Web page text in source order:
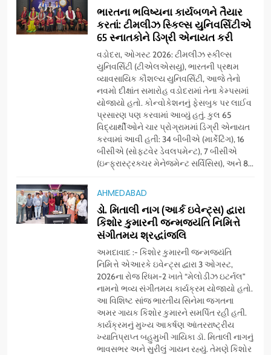
ભારતના ભવિષ્યના કાર્યબળને તૈયાર
કરતાં: ટીમલીઝ સ્કિલ્સ યુનિવર્સિટીએ
65 સ્નાતકોને ડિગ્રી એનાયત કરી
વડોદરા, ઓગસ્ટ 2026: ટીમલીઝ સ્કીલ્સ
યુનિવર્સિટી (ટીએલએસયુ), ભારતની પ્રથમ
વ્યાવસાયિક કૌશલ્ય યુનિવર્સિટી, આજે તેનો
નવમો દીક્ષાંત સમારોહ વડોદરામાં તેના કેમ્પસમાં
યોજાયો હતો. કોન્વોકેશનનું ફેસબુક પર લાઈવ
પ્રસારણ પણ કરવામાં આવ્યું હતું. કુલ 65
વિદ્યાર્થીઓને ચાર પ્રોગ્રામમાં ડિગ્રી એનાયત
કરવામાં આવી હતી: 34 બીબીએ (માર્કેટિંગ), 16
બીસીએ (સોફ્ટવેર ડેવલપમેન્ટ), 7 બીસીએ
(ઇન્ફ્રાસ્ટ્રક્ચર મેનેજમેન્ટ સર્વિસિસ), અને 8...
AHMEDABAD
ડો. મિતાલી નાગ (આર્ક ઇવેન્ટ્સ) દ્વારા
કિશોર કુમારની જન્મજયંતિ નિમિત્તે
સંગીતમય શ્રદ્ધાંજલિ
અમદાવાદ :- કિશોર કુમારની જન્મજયંતિ
નિમિત્તે એઆરકે ઇવેન્ટ્સ દ્વારા 3 ઓગસ્ટ,
2026ના રોજ રિધમ-2 ખાતે “મેલોડીઝ ઇટર્નલ”
નામનો ભવ્ય સંગીતમય કાર્યક્રમ યોજાયો હતો.
આ વિશિષ્ટ સાંજ ભારતીય સિનેમા જગતના
અમર ગાયક કિશોર કુમારને સમર્પિત રહી હતી.
કાર્યક્રમનું મુખ્ય આકર્ષણ આંતરરાષ્ટ્રીય
ખ્યાતિપ્રાપ્ત બહુમુખી ગાયિકા ડૉ. મિતાલી નાગનું
ભાવસભર અને સુરીલું ગાયન રહ્યું. તેમણે કિશોર
ટેરોટ રીડર પુનિતજી લુલ્લા એ ટેરોટ
કાર્ડ રીડિંગ અંગે માહિતી આપી
AHMEDABAD
ગ્લોબલ એક્સેલન્સ ફોરમ દ્વારા
નેશનલ લીડરશિપ કોન્કલેવ તથા
ભારત સમ્માન ૨૦૨૬નો ભવ્ય અને
પ્રતિષ્ઠિત કાર્યક્રમ નવી દિલ્હીમાં
સફળતાપૂર્વક યોજાયો
BUSINESS
સેમસંગ વિશ્વ યુવા કૌશલ્ય
દિવસની ઉજવણી કરે છે, સેમસંગ
દોસ્ત કૌશલ્ય વિકાસ કાર્યક્રમના
30 ટોચના પ્રતિભાશાળી
વિદ્યાર્થીઓનું સન્માન કરે છે
8
આયુદા ઓર્ગેનિક્સ દ્વારા
ગુજરાતના 5 શહેરોમાં રિટેલ સ્ટોર્સ
અને ગીર ગાયના વૈદિક વલોણા ઘી-
દૂધની શુદ્ધ સેવાઓ સાથે વ્યાપક
વિસ્તરણ
BUSINESS
ડીઝાઇન કેફેએ સુરતીઓ માટે નવું
એક્સપિરિયન્સ સેન્ટર ખોલ્યું,
ગુજરાતમાં પોતાની હાજરી વધુ
મજબૂત બનાવી
BUSINESS